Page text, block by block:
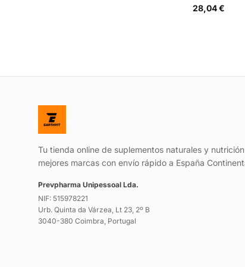
28,04 €
Tu tienda online de suplementos naturales y
mejores marcas con envío rápido a España
Prevpharma Unipessoal Lda.
NIF: 515978221
Urb. Quinta da Várzea, Lt 23, 2º B
3040-380 Coimbra, Portugal